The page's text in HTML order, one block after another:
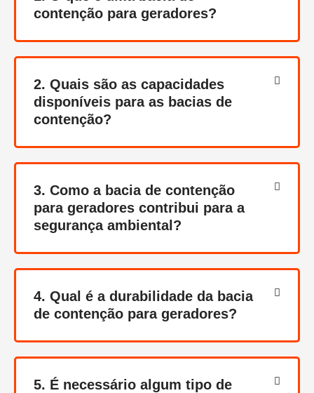
contenção para geradores?
2. Quais são as capacidades
disponíveis para as bacias de
contenção?
3. Como a bacia de contenção
para geradores contribui para a
segurança ambiental?
4. Qual é a durabilidade da bacia
de contenção para geradores?
5. É necessário algum tipo de